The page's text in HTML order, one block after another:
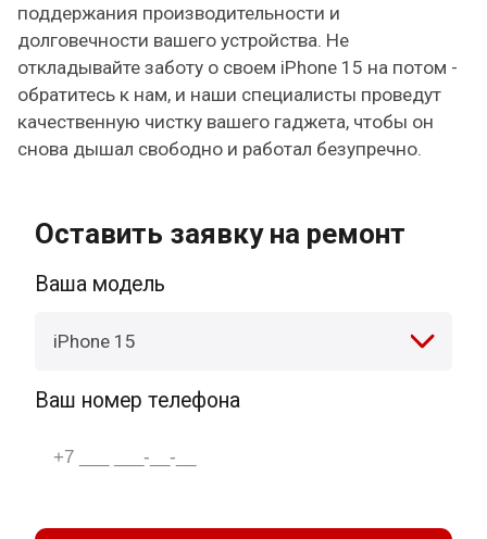
поддержания производительности и
долговечности вашего устройства. Не
откладывайте заботу о своем iPhone 15 на потом -
обратитесь к нам, и наши специалисты проведут
качественную чистку вашего гаджета, чтобы он
снова дышал свободно и работал безупречно.
Оставить заявку на ремонт
Ваша модель
iPhone 15
Ваш номер телефона